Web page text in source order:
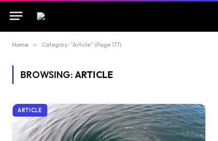
Home » Category: "Article" (Page 177)
BROWSING: ARTICLE
ARTICLE